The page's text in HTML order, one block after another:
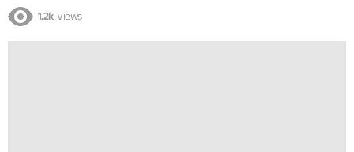
1.2k Views